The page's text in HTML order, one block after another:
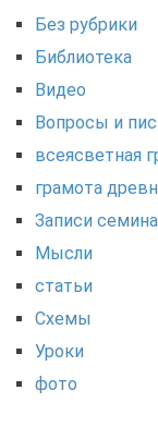
Без рубрики
Библиотека
Видео
Вопросы и
всеясветная
грамота
Записи
Мысли
статьи
Схемы
Уроки
фото